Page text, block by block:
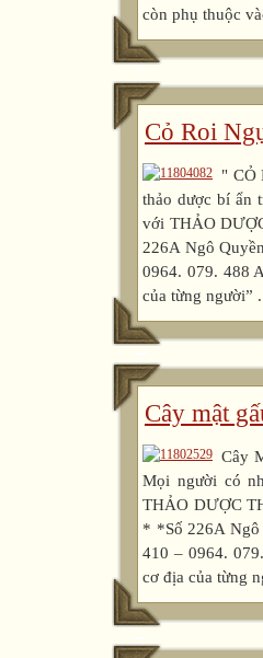
còn phụ thuộc
Cỏ Roi
" CỎ
thảo dược bí ẩn
với THẢO
226A Ngô
0964. 079. 488
của từng người”
Cây mật
Cây
Mọi người có
THẢO DƯỢC
* *Số 226A Ngô
410 – 0964.
cơ địa của từng